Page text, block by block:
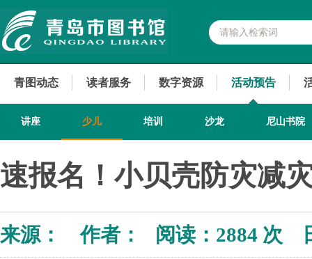
青图动态 读者服务 数字资源 活动预告
讲座 少儿 培训 沙龙 尼山书院
速报名！小贝壳防灾减
来源： 作者： 阅读： 2884 次